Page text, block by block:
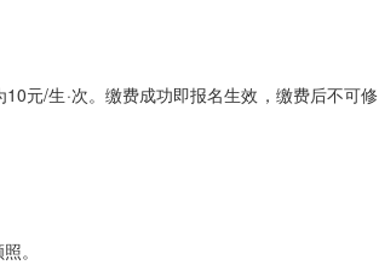
元/生·次。缴费成功即报名生效，缴费后不可修
。